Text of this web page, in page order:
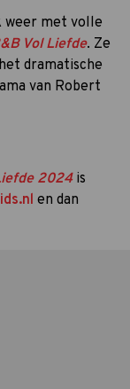
weer met volle
Vol Liefde. Ze
dramatische
van Robert
2024is
en dan